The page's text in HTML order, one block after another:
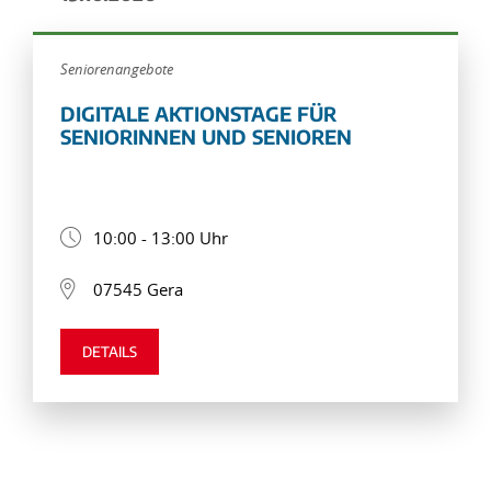
Seniorenangebote
DIGITALE AKTIONSTAGE FÜR
SENIORINNEN UND SENIOREN
10:00 - 13:00 Uhr
07545 Gera
DETAILS